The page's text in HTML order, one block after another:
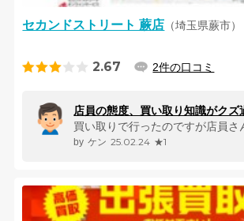
セカンドストリート 蕨店 （埼玉県蕨市）
2.67 2件の口コミ
店員の態度、買い取り知識がクズ
ケン 25.02.24 ★1